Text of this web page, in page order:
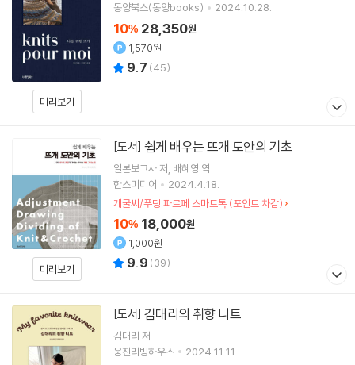
미리보기
동양북스(동양books)
2024.10.28.
10% 28,350원
1,570원
9.7 (45)
미리보기
[도서] 쉽게 배우는 뜨개 도안의 기초
일본보그사저 배혜영 역
한스미디어
2024.4.18.
개굴씨/푸딩 파르페 스마트톡 (포인트 차감)
10% 18,000원
1,000원
9.9 (39)
[도서] 김대리의 취향 니트
김대리 저
웅진리빙하우스
2024.11.11.